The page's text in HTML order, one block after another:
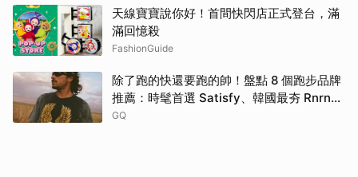
天線寶寶說你好！首間快閃店正式登台，滿
滿回憶殺
FashionGuide
除了跑的快還要跑的帥！盤點 8 個跑步品牌
推薦：時髦首選 Satisfy、韓國最夯 Rnrn
全都要擁有！
GQ